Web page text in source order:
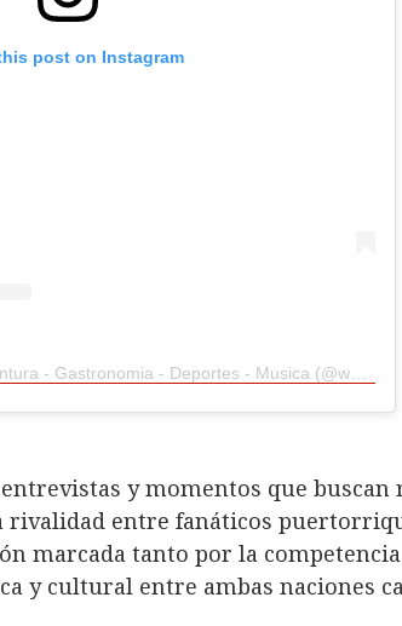
post on Instagram
y momentos que
entre fanáticos
marcada tanto por la
y cultural entre ambas naciones